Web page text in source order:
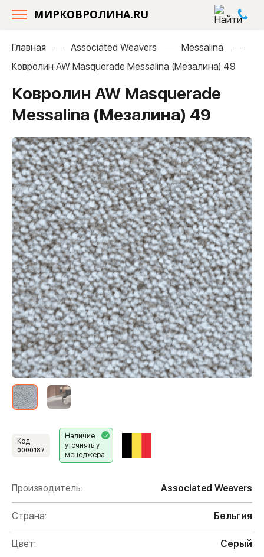
МИРКОВРОЛИНА.RU
Главная Associated Weavers
Messalina
Ковролин AW Masquerade Messalina (Мезалина) 49
Ковролин AW Masquerade
Messalina (Мезалина) 49
Код:
0000187
Наличие
уточнять у
менеджера
Производитель: Associated Weavers
Страна: Бельгия
Цвет: Серый